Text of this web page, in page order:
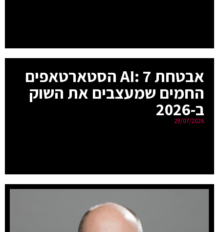
אבטחת AI: 7 הסטארטאפים
החמים שמעצבים את השוק
ב-2026
29/07/2026